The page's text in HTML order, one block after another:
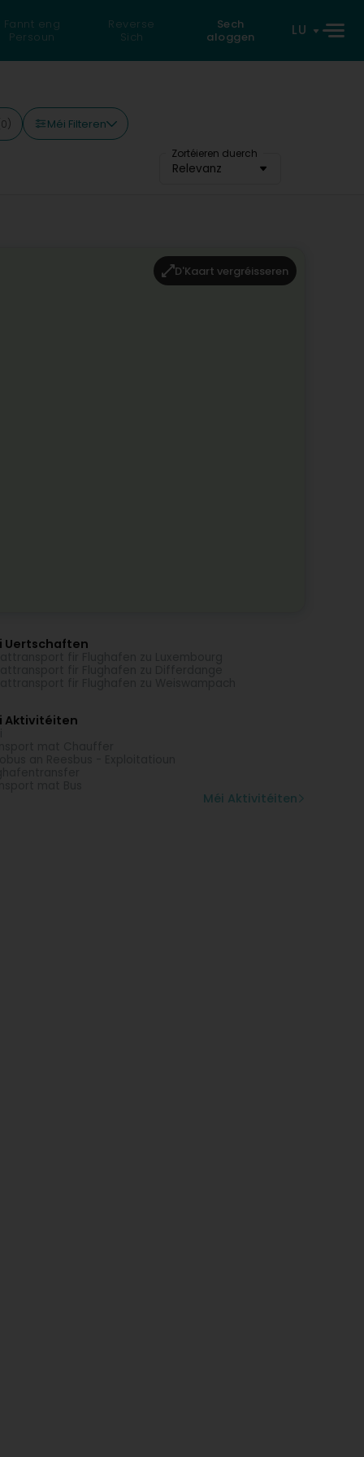
Fannt eng
Persoun
Reverse
Sich
Sech
aloggen
LU
Méi Filteren
Zortéieren duerch
Relevanz
D'Kaart vergréisseren
Uertschaften
Aktivitéiten
Méi Aktivitéiten